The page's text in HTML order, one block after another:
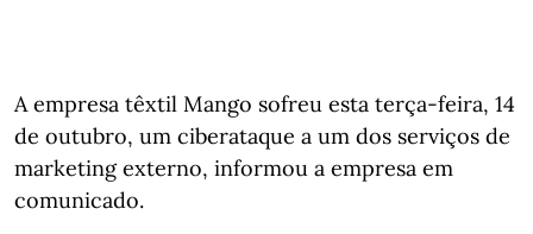
A empresa têxtil Mango sofreu esta terça-feira, 14
de outubro, um ciberataque a um dos serviços de
marketing externo, informou a empresa em
comunicado.